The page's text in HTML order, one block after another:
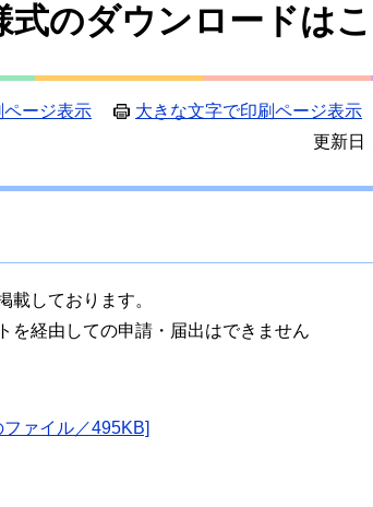
式のダウンロードは
ページ表示 大きな文字で印刷ページ表示
更新日
しております。
経由しての申請・届出はできません
ァイル／495KB]